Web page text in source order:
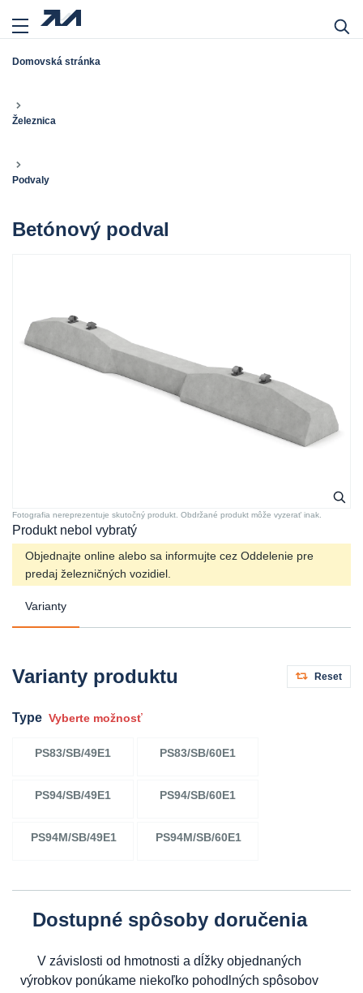
Domovská stránka
Železnica
Podvaly
Betónový podval
Produkt nebol vybratý
Objednajte online alebo sa informujte cez Oddelenie pre
predaj železničných vozidiel.
Fotografia nereprezentuje skutočný produkt. Obdržané produkt môže vyzerať inak.
Varianty
Varianty produktu Reset
Type Vyberte možnosť
PS83/SB/49E1 PS83/SB/60E1
PS94/SB/49E1 PS94/SB/60E1
PS94M/SB/49E1 PS94M/SB/60E1
Dostupné spôsoby doručenia
V závislosti od hmotnosti a dĺžky objednaných
výrobkov ponúkame niekoľko pohodlných spôsobov